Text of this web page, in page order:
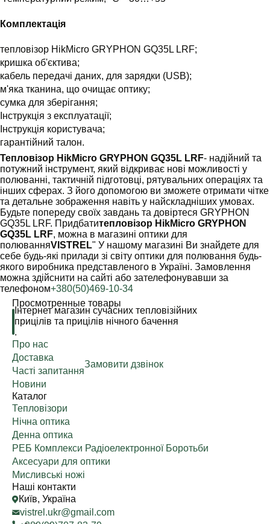
Комплектація
тепловізор HikMicro GRYPHON GQ35L LRF;
кришка об'єктива;
кабель передачі даних, для зарядки (USB);
м'яка тканина, що очищає оптику;
сумка для зберігання;
Інструкція з експлуатації;
Інструкція користувача;
гарантійний талон.
Тепловізор HikMicro GRYPHON GQ35L LRF- надійний та
потужний інструмент, який відкриває нові можливості у
полюванні, тактичній підготовці, рятувальних операціях та
інших сферах. З його допомогою ви зможете отримати чітке
та детальне зображення навіть у найскладніших умовах.
Будьте попереду своїх завдань та довіртеся GRYPHON
GQ35L LRF. Придбатитепловізор HikMicro GRYPHON
GQ35L LRF, можна в магазині оптики для
полюванняVISTREL" У нашому магазині Ви знайдете для
себе будь-які прилади зі світу оптики для полювання будь-
якого виробника представленого в Україні. Замовлення
можна здійснити на сайті або зателефонувавши за
телефоном+380(50)469-10-34
Просмотренные товары
Інтернет магазин сучасних тепловізійних
прицілів та прицілів нічного бачення
.
Про нас
Доставка
Часті запитання
Новини
Замовити дзвінок
Каталог
Тепловізори
Нічна оптика
Денна оптика
РЕБ Комплекси Радіоелектронної Боротьби
Аксесуари для оптики
Мисливські ножі
Наші контакти
Київ, Україна
vistrel.ukr@gmail.com